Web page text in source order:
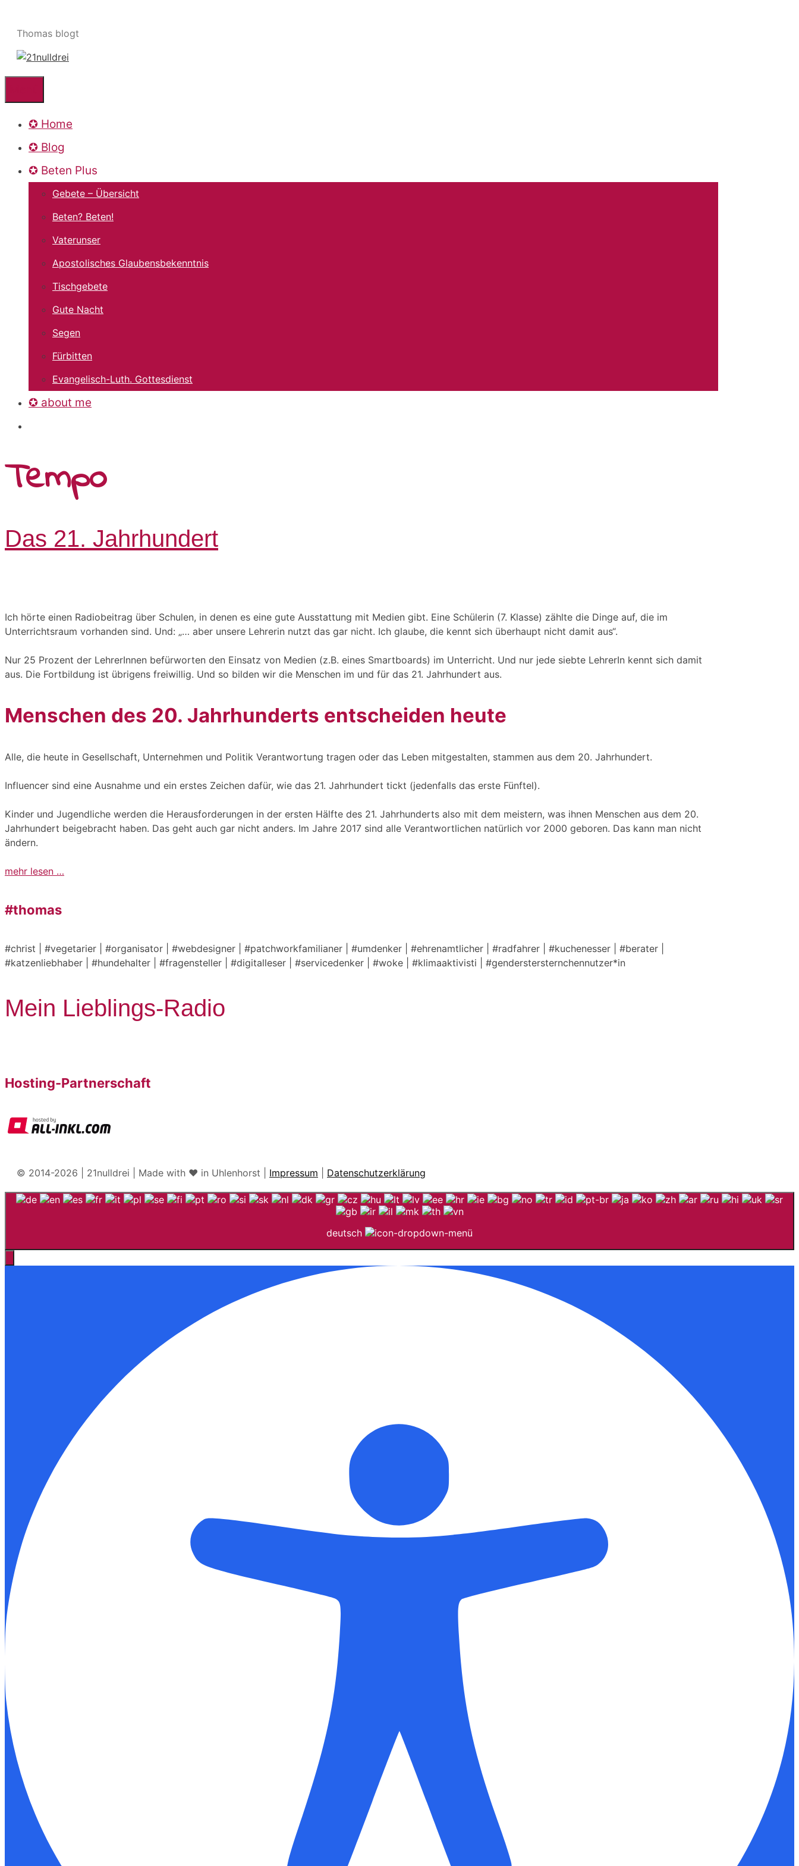
springen
Thomas blogt
✪ Home
✪ Blog
✪ Beten Plus
Gebete – Übersicht
Beten? Beten!
Vaterunser
Apostolisches Glaubensbekenntnis
Tischgebete
Gute Nacht
Segen
Fürbitten
Evangelisch-Luth. Gottesdienst
✪ about me
Tempo
Das 21. Jahrhundert
Ich hörte einen Radiobeitrag über Schulen, in denen es eine gute Ausstattung mit Medien gibt. Eine Schülerin (7. Klasse) zählte die Dinge auf, die im
Unterrichtsraum vorhanden sind. Und: „… aber unsere Lehrerin nutzt das gar nicht. Ich glaube, die kennt sich überhaupt nicht damit aus“.
Nur 25 Prozent der LehrerInnen befürworten den Einsatz von Medien (z.B. eines Smartboards) im Unterricht. Und nur jede siebte LehrerIn kennt sich damit
aus. Die Fortbildung ist übrigens freiwillig. Und so bilden wir die Menschen im und für das 21. Jahrhundert aus.
Menschen des 20. Jahrhunderts entscheiden heute
Alle, die heute in Gesellschaft, Unternehmen und Politik Verantwortung tragen oder das Leben mitgestalten, stammen aus dem 20. Jahrhundert.
Influencer sind eine Ausnahme und ein erstes Zeichen dafür, wie das 21. Jahrhundert tickt (jedenfalls das erste Fünftel).
Kinder und Jugendliche werden die Herausforderungen in der ersten Hälfte des 21. Jahrhunderts also mit dem meistern, was ihnen Menschen aus dem 20.
Jahrhundert beigebracht haben. Das geht auch gar nicht anders. Im Jahre 2017 sind alle Verantwortlichen natürlich vor 2000 geboren. Das kann man nicht
ändern.
mehr lesen …
#thomas
#christ | #vegetarier | #organisator | #webdesigner | #patchworkfamilianer | #umdenker | #ehrenamtlicher | #radfahrer | #kuchenesser | #berater |
#katzenliebhaber | #hundehalter | #fragensteller | #digitalleser | #servicedenker | #woke | #klimaaktivisti | #genderstersternchennutzer*in
Mein Lieblings-Radio
Hosting-Partnerschaft
© 2014-2026 | 21nulldrei | Made with ♥️ in Uhlenhorst | Impressum Datenschutzerklärung
deutsch